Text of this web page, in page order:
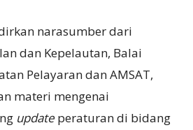
narasumber dari
dan Kepelautan, Balai
Pelayaran dan AMSAT,
materi mengenai
update peraturan di bidang